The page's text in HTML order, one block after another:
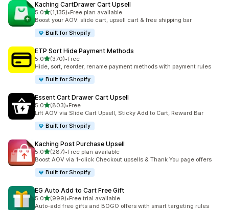
Kaching CartDrawer Cart Upsell
5.05つ星中
(1,135)
合計レビュー数：1135件
•Free plan available
Boost your AOV: slide cart, upsell cart & free shipping bar
Built for Shopify
ETP Sort Hide Payment Methods
5.05つ星中
(370)
合計レビュー数：370件
•Free
Hide, sort, reorder, rename payment methods with payment rules
Built for Shopify
Essent Cart Drawer Cart Upsell
5.05つ星中
(803)
合計レビュー数：803件
•Free
Lift AOV via Slide Cart Upsell, Sticky Add to Cart, Reward Bar
Built for Shopify
Kaching Post Purchase Upsell
5.05つ星中
(287)
合計レビュー数：287件
•Free plan available
Boost AOV via 1-click Checkout upsells & Thank You page offers
Built for Shopify
EG Auto Add to Cart Free Gift
5.05つ星中
(999)
合計レビュー数：999件
•Free trial available
Auto-add free gifts and BOGO offers with smart targeting rules